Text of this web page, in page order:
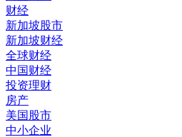
财经
新加坡股市
新加坡财经
全球财经
中国财经
投资理财
房产
美国股市
中小企业